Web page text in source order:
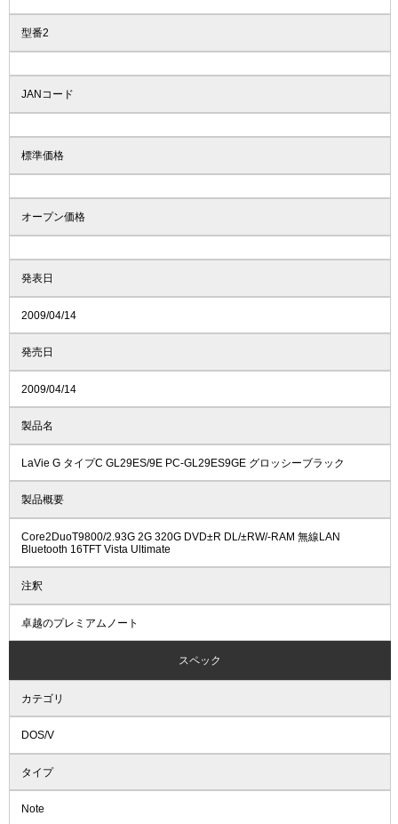
型番2
JANコード
標準価格
オープン価格
発表日
2009/04/14
発売日
2009/04/14
製品名
LaVie G タイプC GL29ES/9E PC-GL29ES9GE グロッシーブラック
製品概要
Core2DuoT9800/2.93G 2G 320G DVD±R DL/±RW/-RAM 無線LAN
Bluetooth 16TFT Vista Ultimate
注釈
卓越のプレミアムノート
スペック
カテゴリ
DOS/V
タイプ
Note